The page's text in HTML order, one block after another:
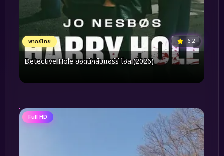
พากย์ไทย 6.2
Detective Hole ยอดนักสืบแฮร์รี โฮล (2026)
Full HD